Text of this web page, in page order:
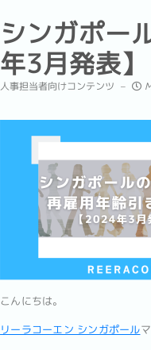
シンガポー
年3月発表】
人事担当者向けコンテンツ
こんにちは。
リーラコーエン シンガポール